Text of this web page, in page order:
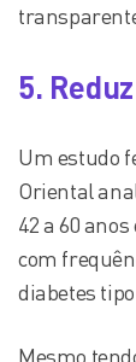
5.
Um estudo
Oriental
42 a 60
com
diabetes tipo
Mesmo